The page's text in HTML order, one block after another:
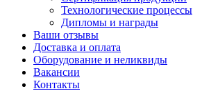
Технологические процессы
Дипломы и награды
Ваши отзывы
Доставка и оплата
Оборудование и неликвиды
Вакансии
Контакты